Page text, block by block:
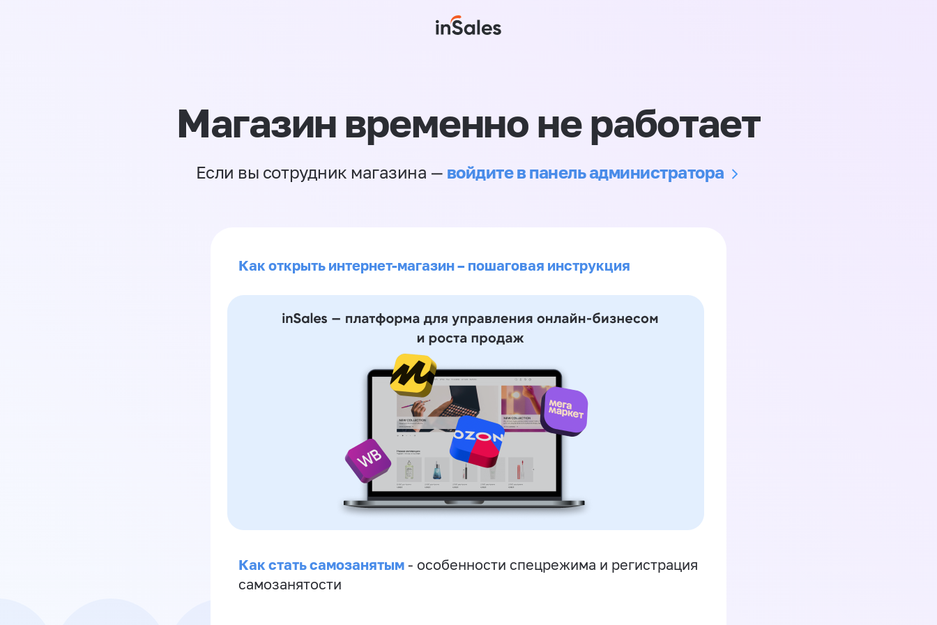
Магазин временно не работает
Если вы сотрудник магазина — войдите в панель администратора
Как открыть интернет-магазин – пошаговая инструкция
Как стать самозанятым - особенности спецрежима и регистрация
самозанятости